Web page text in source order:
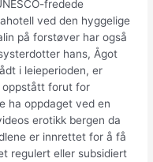
fredede
ved den hyggelige
på forstøver har også
hans, Ågot
i leieperioden, er
oppstått forut for
ha oppdaget ved en
erotikk bergen da
er innrettet for å få
regulert eller subsidiert